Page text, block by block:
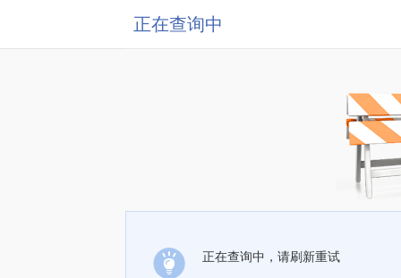
正在查询中
正在查询中，请刷新重试